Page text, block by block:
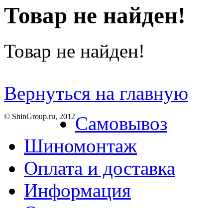
Товар не найден!
Товар не найден!
Вернуться на главную
© ShinGroup.ru, 2012Самовывоз
Шиномонтаж
Оплата и доставка
Информация